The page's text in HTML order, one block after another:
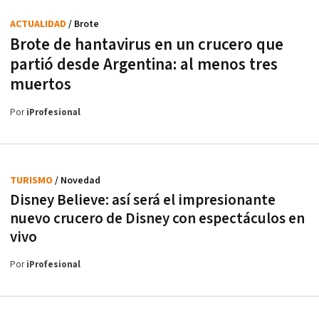
Brote de hantavirus en un crucero que
partió desde Argentina: al menos tres
muertos
ACTUALIDAD / Brote
PoriProfesional
Disney Believe: así será el impresionante
nuevo crucero de Disney con espectáculos en
vivo
TURISMO / Novedad
PoriProfesional